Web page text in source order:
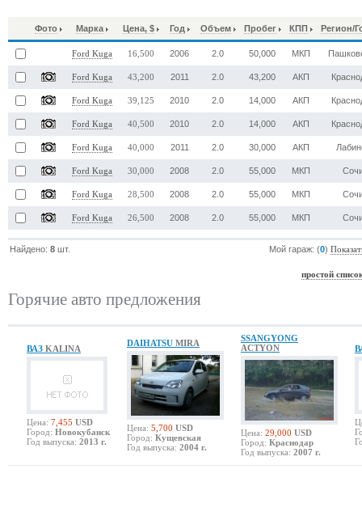
Фото Марка Цена, $ Год Объем Пробег КПП Регион/
Ford Kuga 16,500 2006 2.0 50,000 МКП
Ford Kuga 43,200 2011 2.0 43,200 АКП
Ford Kuga 39,125 2010 2.0 14,000 АКП
Ford Kuga 40,500 2010 2.0 14,000 АКП
Ford Kuga 40,000 2011 2.0 30,000 АКП
Ford Kuga 30,000 2008 2.0 55,000 МКП
Ford Kuga 28,500 2008 2.0 55,000 МКП
Ford Kuga 26,500 2008 2.0 55,000 МКП
Найдено:8 шт. Мой гараж: (0)
простой
Горячие авто предложения
ВАЗ KALINA
Цена: 7,455 USD
Город: Новокубанск
Год выпуска: 2013 г.
DAIHATSU MIRA
Цена: 5,700 USD
Город: Кущевская
Год выпуска: 2004 г.
SSANGYONG
ACTYON
Цена: 29,000 USD
Город: Краснодар
Год выпуска: 2007 г.